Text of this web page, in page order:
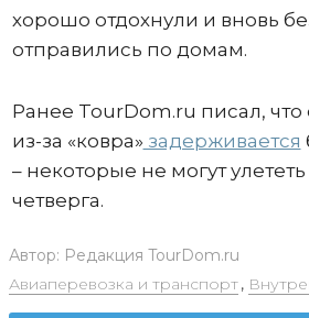
хорошо отдохнули и вновь
отправились по домам.
Ранее TourDom.ru писал, что
из-за «ковра» задерживается
– некоторые не могут
четверга.
Автор: Редакция TourDom.ru
Авиаперевозка и транспорт,